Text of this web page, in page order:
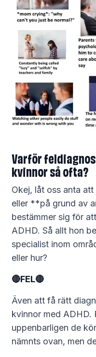
Varför
kvinnor så ofta?
Okej, låt oss anta
eller **på grund av
bestämmer sig för
ADHD. Så allt hon
specialist inom
eller hur?
🔴FEL🔴
Även att få rätt
kvinnor med ADHD.
uppenbarligen de
nämnts ovan, men